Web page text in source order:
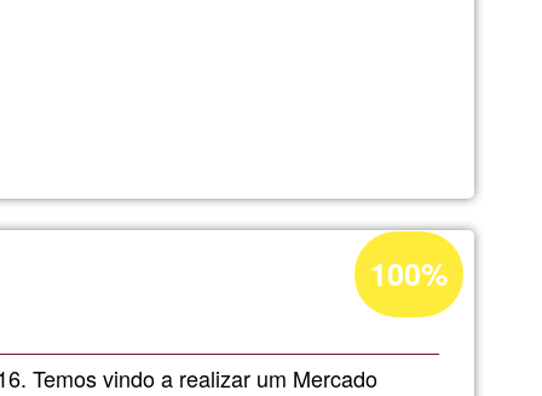
Temos vindo a realizar um Mercado
Acceptance
percentage
Ğ1
100%